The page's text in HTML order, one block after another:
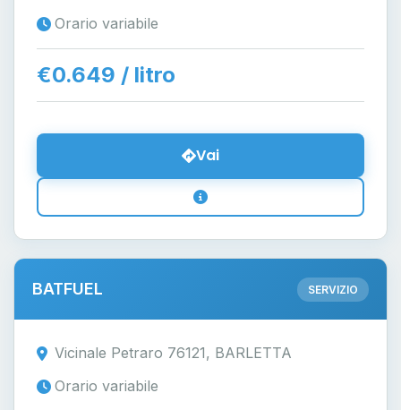
Orario variabile
€0.649 / litro
Vai
BATFUEL SERVIZIO
Vicinale Petraro 76121, BARLETTA
Orario variabile